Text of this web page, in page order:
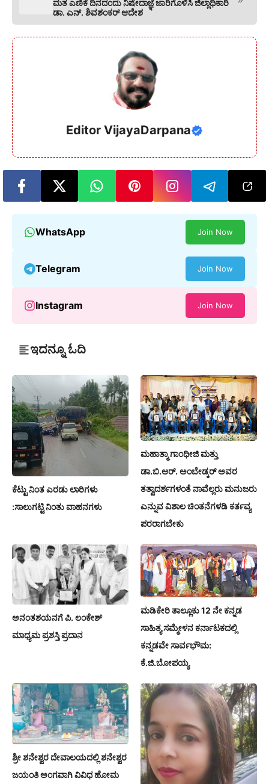
ಮತ ಎಣಿಕೆ ದಿನದಂದು ನಿಷೇದಾಜ್ಞೆ ಜಾರಿಗೊಳಿಸಿ ಜಿಲ್ಲಾಧಿಕಾರಿ
ಡಾ. ಎನ್. ಶಿವಶಂಕರ್ ಆದೇಶ
Editor VijayaDarpana
WhatsApp Join Now
Telegram Join Now
Instagram Join Now
ಇದನ್ನೂ ಓದಿ
ಕೆಟ್ಟು ನಿಂತ ಎರಡು ಲಾರಿಗಳು
:ಸಾಲುಗಟ್ಟಿ ನಿಂತು ವಾಹನಗಳು
ಮಹಾತ್ಮಾ ಗಾಂಧೀಜಿ ಮತ್ತು
ಡಾ.ಬಿ.ಆರ್. ಅಂಬೇಡ್ಕರ್ ಅವರ
ತತ್ವಾದರ್ಶಗಳಂತೆ ನಾವೆಲ್ಲರು ಮನುಜರು
ಎನ್ನುವ ವಿಶಾಲ ಚಿಂತನೆಗಳಡಿ ಕರ್ತವ್ಯ
ಪರರಾಗಬೇಕು
ಅನಂತಶಯನಗೆ ಪಿ. ಲಂಕೇಶ್
ಮಾಧ್ಯಮ ಪ್ರಶಸ್ತಿ ಪ್ರದಾನ
ಮಡಿಕೇರಿ ತಾಲ್ಲೂಕು 12 ನೇ ಕನ್ನಡ
ಸಾಹಿತ್ಯ ಸಮ್ಮೇಳನ ಕರ್ನಾಟಕದಲ್ಲಿ
ಕನ್ನಡವೇ ಸಾರ್ವಭೌಮ:
ಕೆ.ಜಿ.ಬೋಪಯ್ಯ
ಶ್ರೀ ಶನೇಶ್ವರ ದೇವಾಲಯದಲ್ಲಿ ಶನೇಶ್ವರ
ಜಯಂತಿ ಅಂಗವಾಗಿ ವಿವಿಧ ಹೋಮ